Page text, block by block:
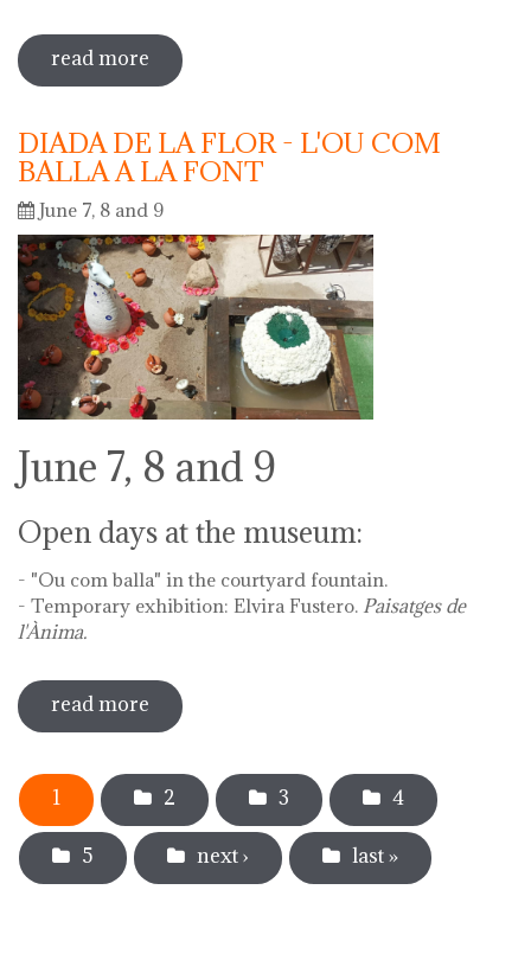
read more sobre 50 anys del museu del càntir: la
força de la gent!
DIADA DE LA FLOR - L'OU COM
BALLA A LA FONT
June 7, 8 and 9
June 7, 8 and 9
Open days at the museum:
- "Ou com balla" in the courtyard fountain.
- Temporary exhibition: Elvira Fustero. Paisatges de
l'Ànima.
read more sobre diada de la flor - l'ou com balla a
la font
Pages
1 2 3 4
5 next › last »